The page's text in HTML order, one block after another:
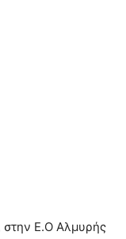
στην Ε.Ο Αλμυρής